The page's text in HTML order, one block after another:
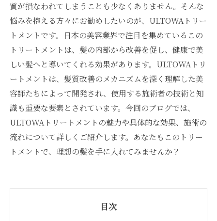
質が損なわれてしまうことも少なくありません。そんな
悩みを抱える方々にお勧めしたいのが、ULTOWAトリー
トメントです。日本の美容業界で注目を集めているこの
トリートメントは、髪の内部から改善を促し、健康で美
しい髪へと導いてくれる効果があります。ULTOWAトリ
ートメントは、髪質改善のメカニズムを深く理解した美
容師たちによって開発され、使用する施術者の技術と知
識も重要な要素とされています。今回のブログでは、
ULTOWAトリートメントの魅力や具体的な効果、施術の
流れについて詳しくご紹介します。あなたもこのトリー
トメントで、理想の髪を手に入れてみませんか？
目次